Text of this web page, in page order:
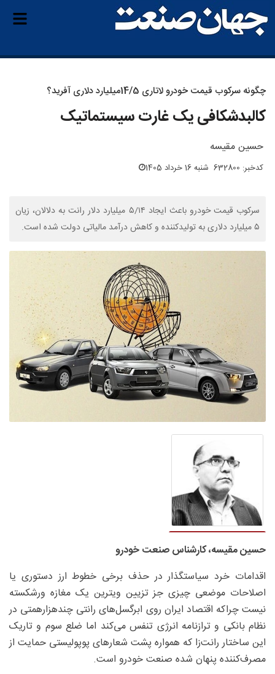
چگونه سرکوب قیمت خودرو لاتاری 5/‏14‌میلیارد دلاری آفرید؟
کالبدشکافی یک غارت سیستماتیک
حسین مقیسه
کدخبر: 632800 شنبه 16 خرداد 1405
سرکوب قیمت خودرو باعث ایجاد ۵/۱۴ میلیارد دلار رانت به دلالان، زیان
۵ میلیارد دلاری به تولیدکننده و کاهش درآمد مالیاتی دولت شده است.
حسین مقیسه، کارشناس صنعت خودرو
اقدامات خرد سیاستگذار در حذف برخی خطوط ارز دستوری یا
اصلاحات موضعی چیزی جز تزیین ویترین یک مغازه ورشکسته
نیست چراکه اقتصاد ایران روی ابرگسل‌های رانتی چند‌هزارهمتی در
نظام بانکی و ترازنامه انرژی تنفس می‌کند اما ضلع سوم و تاریک
این ساختار رانت‌زا که همواره پشت شعارهای پوپولیستی حمایت از
مصرف‌کننده پنهان شده صنعت خودرو است.